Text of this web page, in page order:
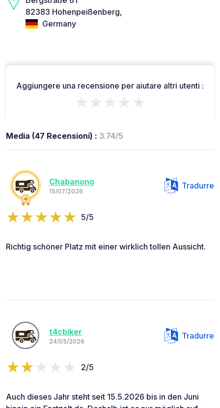
82383 Hohenpeißenberg,
Germany
Aggiungere una recensione per aiutare altri utenti :
★★★★★
Media (47 Recensioni) : 3.74/5
Chabanono
15/07/2026
Tradurre
5/5
Richtig schöner Platz mit einer wirklich tollen Aussicht.
t4cbiker
24/05/2026
Tradurre
2/5
Auch dieses Jahr steht seit 15.5.2026 bis in den Juni